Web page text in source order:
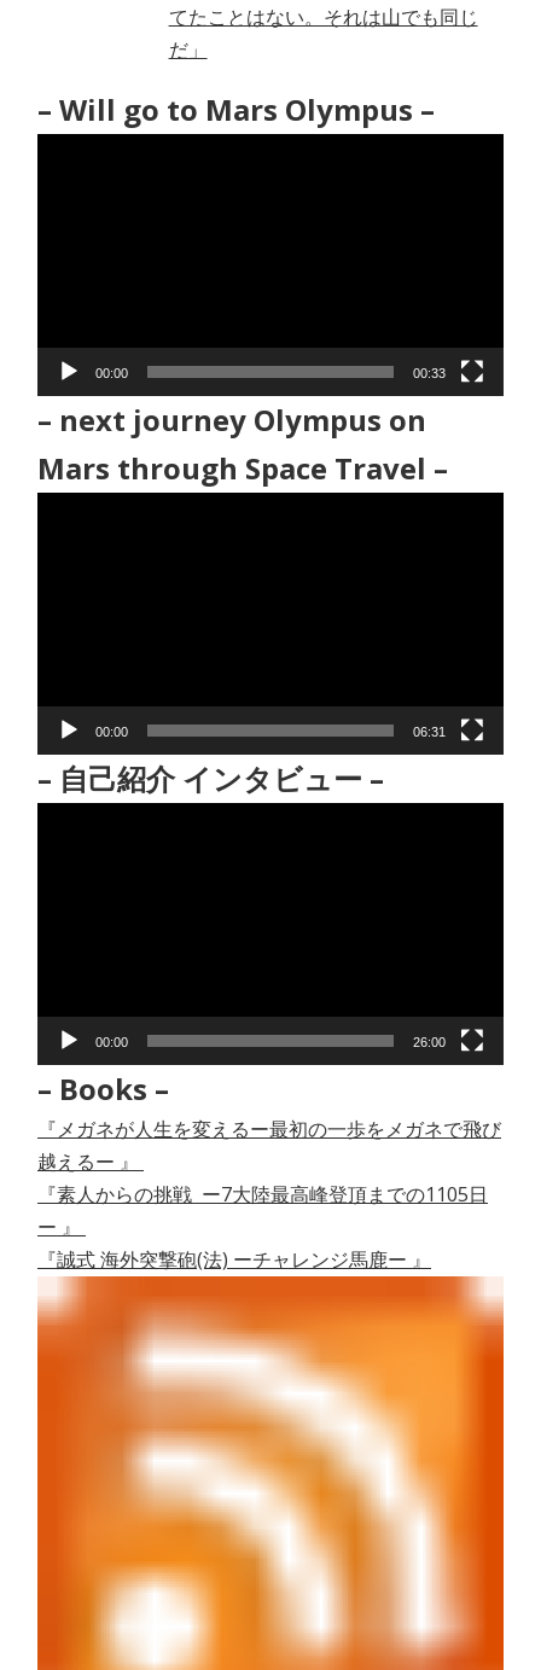
てたことはない。それは山でも同じ
だ」
– Will go to Mars Olympus –
ー
00:00 00:33
– next journey Olympus on
Mars through Space Travel –
ー
00:00 06:31
– 自己紹介 インタビュー –
ー
00:00 26:00
– Books –
『メガネが人生を変えるー最初の一歩をメガネで飛び
越えるー 』
『素人からの挑戦 ー7大陸最高峰登頂までの1105日
ー 』
『誠式 海外突撃砲(法) ーチャレンジ馬鹿ー 』